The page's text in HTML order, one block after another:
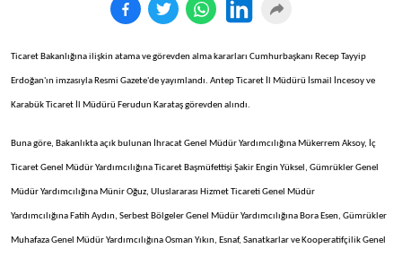
Ticaret Bakanlığına ilişkin atama ve görevden alma kararları Cumhurbaşkanı Recep Tayyip
Erdoğan'ın imzasıyla Resmi Gazete'de yayımlandı. Antep Ticaret İl Müdürü İsmail İncesoy ve
Karabük Ticaret İl Müdürü Ferudun Karataş görevden alındı.
Buna göre, Bakanlıkta açık bulunan İhracat Genel Müdür Yardımcılığına Mükerrem Aksoy, İç
Ticaret Genel Müdür Yardımcılığına Ticaret Başmüfettişi Şakir Engin Yüksel, Gümrükler Genel
Müdür Yardımcılığına Münir Oğuz, Uluslararası Hizmet Ticareti Genel Müdür
Yardımcılığına Fatih Aydın, Serbest Bölgeler Genel Müdür Yardımcılığına Bora Esen, Gümrükler
Muhafaza Genel Müdür Yardımcılığına Osman Yıkın, Esnaf, Sanatkarlar ve Kooperatifçilik Genel